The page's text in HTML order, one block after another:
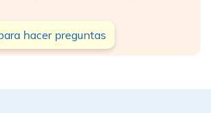
hacer preguntas